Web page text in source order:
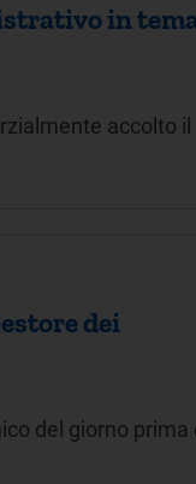
in
accolto il
dei
del giorno prima